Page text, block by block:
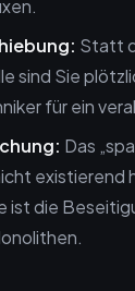
Statt
sind Sie
für ein
Das
existierend
ist die